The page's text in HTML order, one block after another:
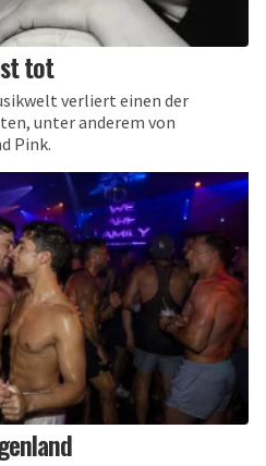
tot
verliert einen der
unter anderem von
Pink.